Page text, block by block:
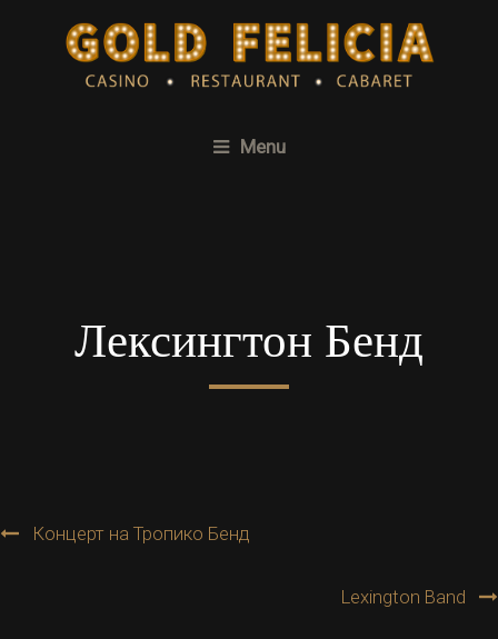
Menu
Лексингтон Бенд
Post
Концерт на Тропико Бенд
Lexington Band